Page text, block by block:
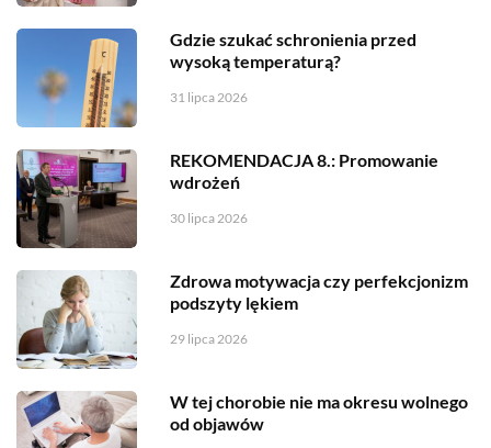
Gdzie szukać schronienia przed
wysoką temperaturą?
31 lipca 2026
REKOMENDACJA 8.: Promowanie
wdrożeń
30 lipca 2026
Zdrowa motywacja czy perfekcjonizm
podszyty lękiem
29 lipca 2026
W tej chorobie nie ma okresu wolnego
od objawów